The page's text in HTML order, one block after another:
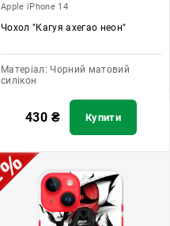
Apple iPhone 14
Чохол "Кагуя ахегао неон"
Матеріал: Чорний матовий
силікон
430 ₴ Купити